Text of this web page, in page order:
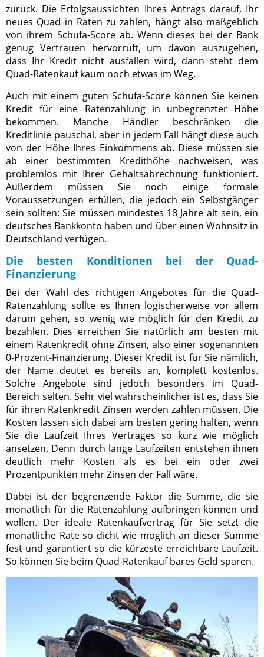
zurück. Die Erfolgsaussichten Ihres Antrags darauf, Ihr
neues Quad in Raten zu zahlen, hängt also maßgeblich
von ihrem Schufa-Score ab. Wenn dieses bei der Bank
genug Vertrauen hervorruft, um davon auszugehen,
dass Ihr Kredit nicht ausfallen wird, dann steht dem
Quad-Ratenkauf kaum noch etwas im Weg.
Auch mit einem guten Schufa-Score können Sie keinen
Kredit für eine Ratenzahlung in unbegrenzter Höhe
bekommen. Manche Händler beschränken die
Kreditlinie pauschal, aber in jedem Fall hängt diese auch
von der Höhe Ihres Einkommens ab. Diese müssen sie
ab einer bestimmten Kredithöhe nachweisen, was
problemlos mit Ihrer Gehaltsabrechnung funktioniert.
Außerdem müssen Sie noch einige formale
Voraussetzungen erfüllen, die jedoch ein Selbstgänger
sein sollten: Sie müssen mindestes 18 Jahre alt sein, ein
deutsches Bankkonto haben und über einen Wohnsitz in
Deutschland verfügen.
Die besten Konditionen bei der Quad-
Finanzierung
Bei der Wahl des richtigen Angebotes für die Quad-
Ratenzahlung sollte es Ihnen logischerweise vor allem
darum gehen, so wenig wie möglich für den Kredit zu
bezahlen. Dies erreichen Sie natürlich am besten mit
einem Ratenkredit ohne Zinsen, also einer sogenannten
0-Prozent-Finanzierung. Dieser Kredit ist für Sie nämlich,
der Name deutet es bereits an, komplett kostenlos.
Solche Angebote sind jedoch besonders im Quad-
Bereich selten. Sehr viel wahrscheinlicher ist es, dass Sie
für ihren Ratenkredit Zinsen werden zahlen müssen. Die
Kosten lassen sich dabei am besten gering halten, wenn
Sie die Laufzeit Ihres Vertrages so kurz wie möglich
ansetzen. Denn durch lange Laufzeiten entstehen ihnen
deutlich mehr Kosten als es bei ein oder zwei
Prozentpunkten mehr Zinsen der Fall wäre.
Dabei ist der begrenzende Faktor die Summe, die sie
monatlich für die Ratenzahlung aufbringen können und
wollen. Der ideale Ratenkaufvertrag für Sie setzt die
monatliche Rate so dicht wie möglich an dieser Summe
fest und garantiert so die kürzeste erreichbare Laufzeit.
So können Sie beim Quad-Ratenkauf bares Geld sparen.